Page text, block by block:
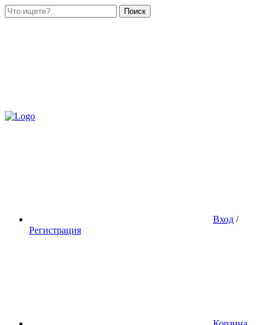
Поиск
Вход /
Регистрация